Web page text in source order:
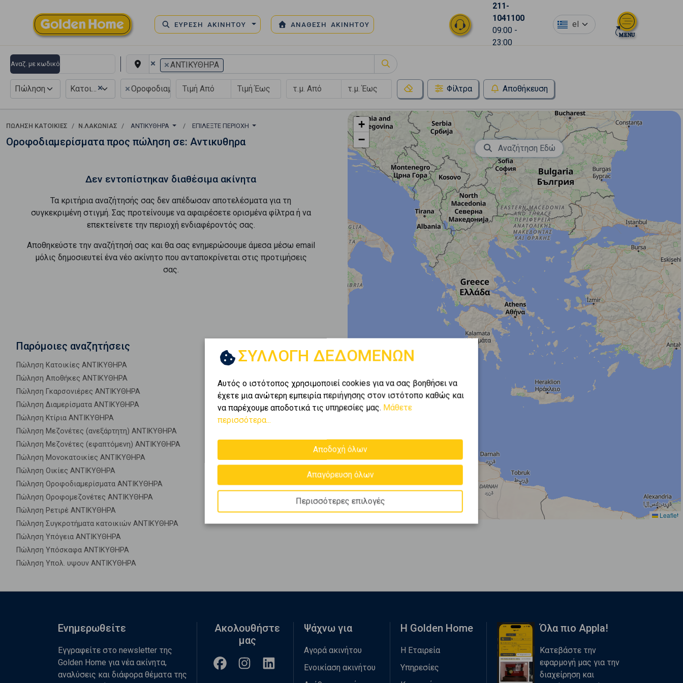
ΕΥΡΕΣΗ ΑΚΙΝΗΤΟΥ ΑΝΑΘΕΣΗ ΑΚΙΝΗΤΟΥ
211-
1041100
09:00 -
23:00
el
Αναζ. με κωδικό × ×ΑΝΤΙΚΥΘΗΡΑ
Πώληση ×
Κατοικία ×Οροφοδιαμέρισμα Φίλτρα Αποθήκευση
ΠΏΛΗΣΗ ΚΑΤΟΙΚΊΕΣ Ν.ΛΑΚΩΝΙΑΣ ΑΝΤΙΚΥΘΗΡΑ ΕΠΙΛΈΞΤΕ ΠΕΡΙΟΧΉ
Οροφοδιαμερίσματα προς πώληση σε: Αντικυθηρα
Δεν εντοπίστηκαν διαθέσιμα ακίνητα
Τα κριτήρια αναζήτησής σας δεν απέδωσαν αποτελέσματα για τη
συγκεκριμένη στιγμή. Σας προτείνουμε να αφαιρέσετε ορισμένα φίλτρα ή να
επεκτείνετε την περιοχή ενδιαφέροντός σας.
Αποθηκεύστε την αναζήτησή σας και θα σας ενημερώσουμε άμεσα μέσω email
μόλις δημοσιευτεί ένα νέο ακίνητο που ανταποκρίνεται στις προτιμήσεις
σας.
Παρόμοιες αναζητήσεις
Πώληση Κατοικίες ΑΝΤΙΚΥΘΗΡΑ
Πώληση Αποθήκες ΑΝΤΙΚΥΘΗΡΑ
Πώληση Γκαρσονιέρες ΑΝΤΙΚΥΘΗΡΑ
Πώληση Διαμερίσματα ΑΝΤΙΚΥΘΗΡΑ
Πώληση Κτίρια ΑΝΤΙΚΥΘΗΡΑ
Πώληση Μεζονέτες (ανεξάρτητη) ΑΝΤΙΚΥΘΗΡΑ
Πώληση Μεζονέτες (εφαπτόμενη) ΑΝΤΙΚΥΘΗΡΑ
Πώληση Μονοκατοικίες ΑΝΤΙΚΥΘΗΡΑ
Πώληση Οικίες ΑΝΤΙΚΥΘΗΡΑ
Πώληση Οροφοδιαμερίσματα ΑΝΤΙΚΥΘΗΡΑ
Πώληση Οροφομεζονέτες ΑΝΤΙΚΥΘΗΡΑ
Πώληση Ρετιρέ ΑΝΤΙΚΥΘΗΡΑ
Πώληση Συγκροτήματα κατοικιών ΑΝΤΙΚΥΘΗΡΑ
Πώληση Υπόγεια ΑΝΤΙΚΥΘΗΡΑ
Πώληση Υπόσκαφα ΑΝΤΙΚΥΘΗΡΑ
Πώληση Υπολ. υψουν ΑΝΤΙΚΥΘΗΡΑ
+
−
Leaflet
Αναζήτηση Εδώ
ΣΥΛΛΟΓΗ ΔΕΔΟΜΕΝΩΝ
Αυτός ο ιστότοπος χρησιμοποιεί cookies για να σας βοηθήσει να
έχετε μια ανώτερη εμπειρία περιήγησης στον ιστότοπο καθώς και
να παρέχουμε αποδοτικά τις υπηρεσίες μας. Μάθετε
περισσότερα...
Αποδοχή όλων
Απαγόρευση όλων
Περισσότερες επιλογές
Ενημερωθείτε
Εγγραφείτε στο newsletter της
Golden Home για νέα ακίνητα,
αναλύσεις και διάφορα θέματα της
Ακολουθήστε
μας
Ψάχνω για
Αγορά ακινήτου
Ενοικίαση ακινήτου
Η Golden Home
Η Εταιρεία
Υπηρεσίες
Όλα πιο Appla!
Κατεβάστε την
εφαρμογή μας για την
διαχείρηση και